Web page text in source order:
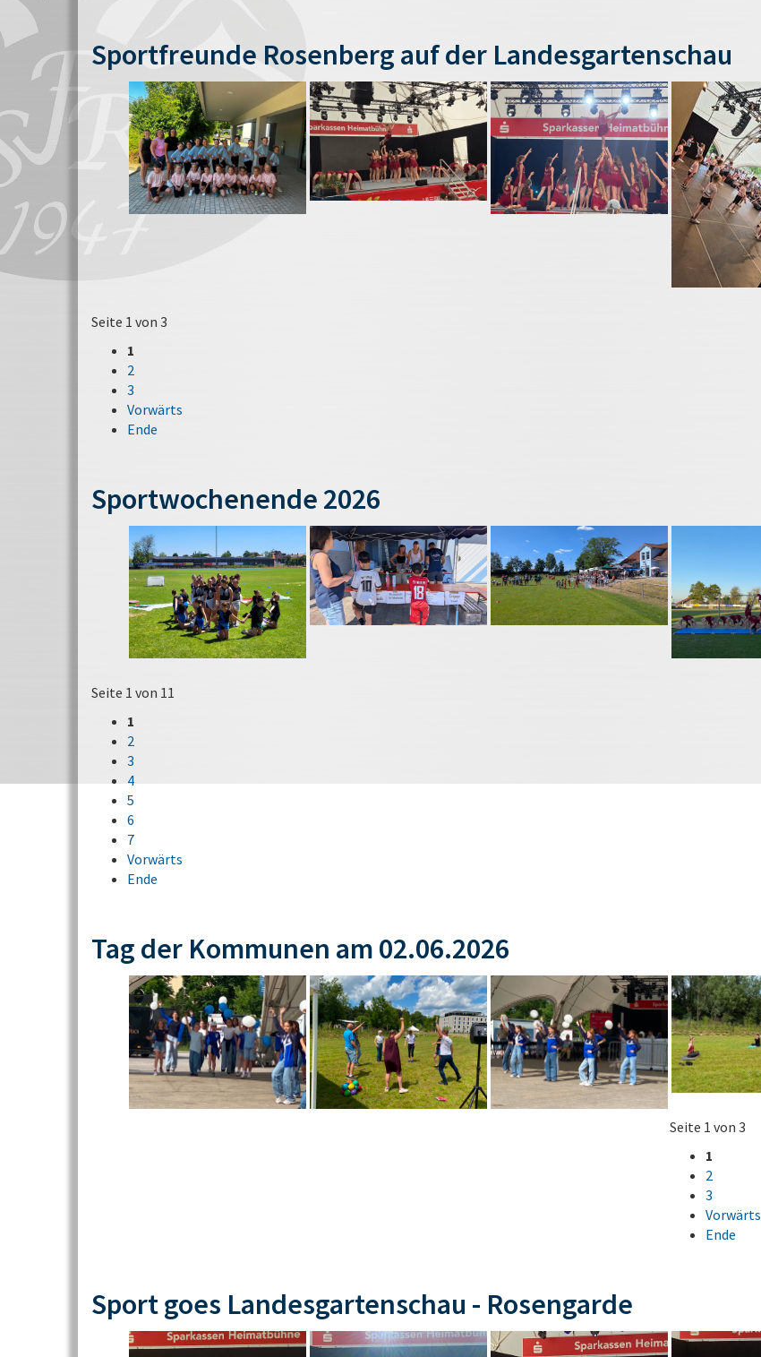
Sportfreunde Rosenberg auf der Landesgartenschau
Seite 1 von 3
1
2
3
Vorwärts
Ende
Sportwochenende 2026
Seite 1 von 11
1
2
3
4
5
6
7
Vorwärts
Ende
Tag der Kommunen am 02.06.2026
Seite 1 von 3
1
2
3
Vorwärts
Ende
Sport goes Landesgartenschau - Rosengarde